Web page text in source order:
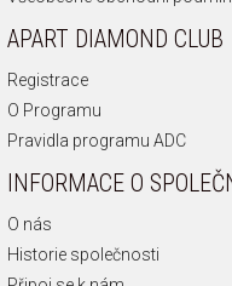
APART DIAMOND CLUB
Registrace
O Programu
Pravidla programu ADC
INFORMACE O
O nás
Historie společnosti